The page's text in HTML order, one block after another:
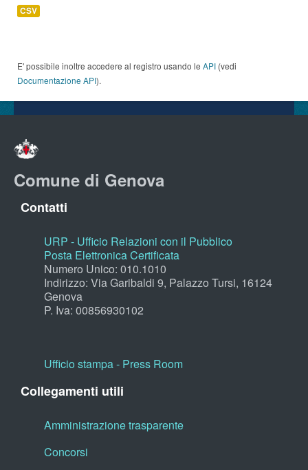
CSV
E' possibile inoltre accedere al registro usando le API (vedi
Documentazione API).
Comune di Genova
Contatti
URP - Ufficio Relazioni con il Pubblico
Posta Elettronica Certificata
Numero Unico: 010.1010
Indirizzo: Via Garibaldi 9, Palazzo Tursi, 16124
Genova
P. Iva: 00856930102
Ufficio stampa - Press Room
Collegamenti utili
Amministrazione trasparente
Concorsi